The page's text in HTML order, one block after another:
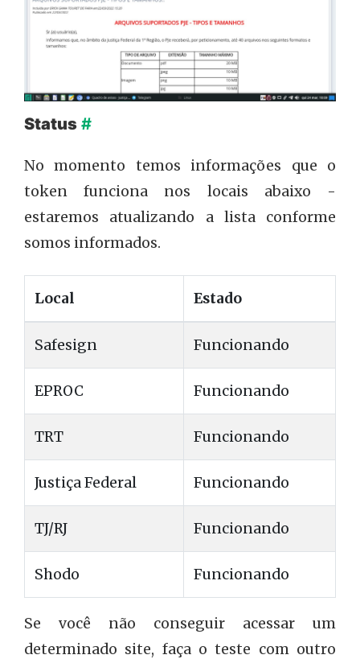
Status #
No momento temos informações que o
token funciona nos locais abaixo -
estaremos atualizando a lista conforme
somos informados.
Local Estado
Safesign Funcionando
EPROC Funcionando
TRT Funcionando
Justiça Federal Funcionando
TJ/RJ Funcionando
Shodo Funcionando
Se você não conseguir acessar um
determinado site, faça o teste com outro